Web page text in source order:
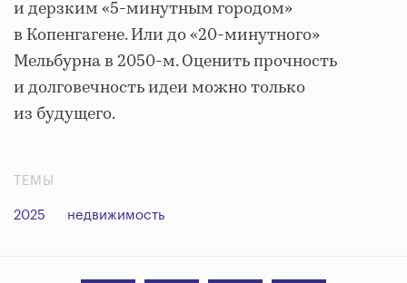
и дерзким «5-минутным городом»
в Копенгагене. Или до «20-минутного»
Мельбурна в 2050-м. Оценить прочность
и долговечность идеи можно только
из будущего.
ТЕМЫ
2025 недвижимость